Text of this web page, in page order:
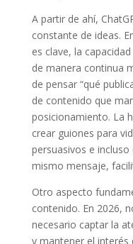
A partir de ahí,
constante de ideas.
es clave, la
de manera continua
de pensar “qué
de contenido que
posicionamiento. La
crear guiones para
persuasivos e
mismo mensaje,
Otro aspecto
contenido. En 2026,
necesario captar la
y mantener el interés